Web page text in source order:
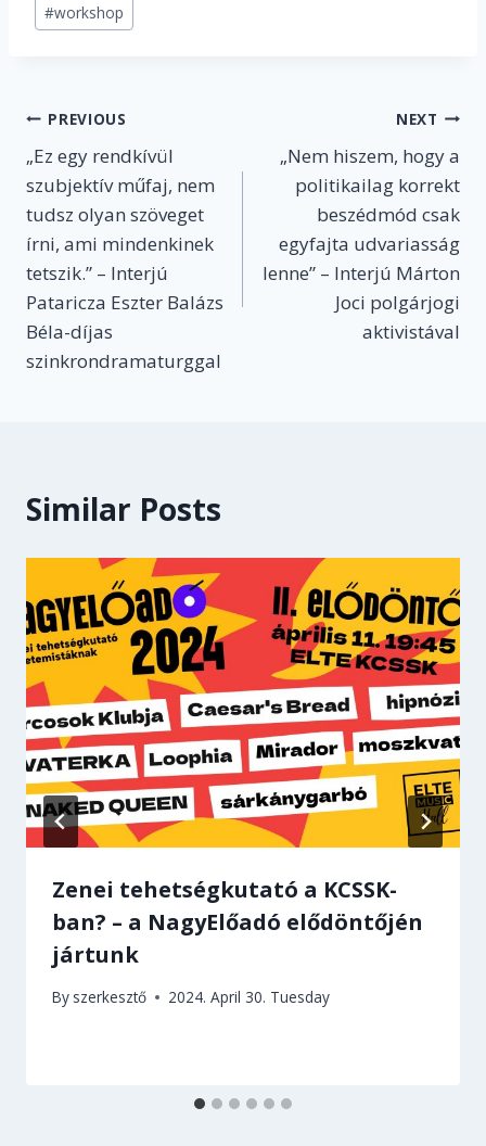
#workshop
Post
navigation
PREVIOUS
„Ez egy rendkívül
szubjektív műfaj, nem
tudsz olyan szöveget
írni, ami mindenkinek
tetszik.” – Interjú
Pataricza Eszter Balázs
Béla-díjas
szinkrondramaturggal
NEXT
„Nem hiszem, hogy a
politikailag korrekt
beszédmód csak
egyfajta udvariasság
lenne” – Interjú Márton
Joci polgárjogi
aktivistával
Similar Posts
Zenei tehetségkutató a KCSSK-
ban? – a NagyElőadó elődöntőjén
jártunk
By szerkesztő 2024. April 30. Tuesday